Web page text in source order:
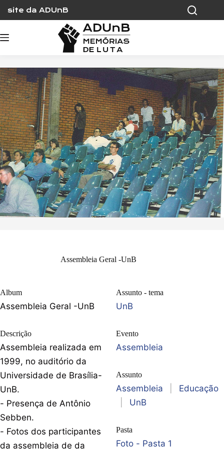
content
site da ADUnB
Assembleia Geral -UnB
Album
Assembleia Geral -UnB
Descrição
Assembleia realizada em
1999, no auditório da
Universidade de Brasília-
UnB.
- Presença de Antônio
Sebben.
- Fotos dos participantes
da assembleia de da
Assunto - tema
UnB
Evento
Assembleia
Assunto
Assembleia
Educação
UnB
Pasta
Foto - Pasta 1